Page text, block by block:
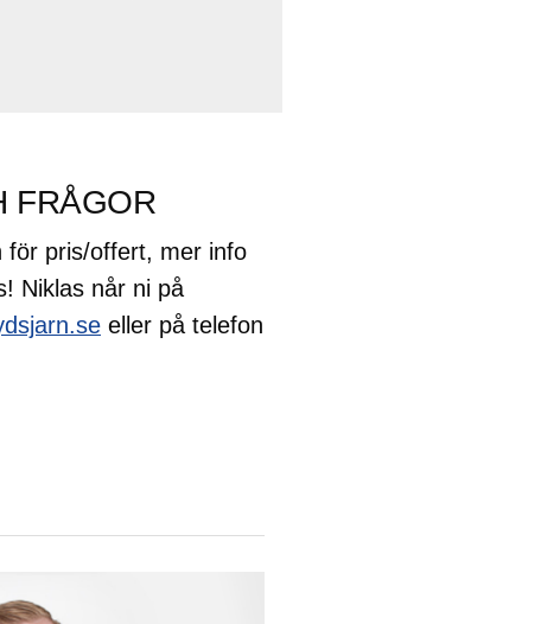
FRÅGOR
för pris/offert, mer info
Niklas når ni på
eller på telefon